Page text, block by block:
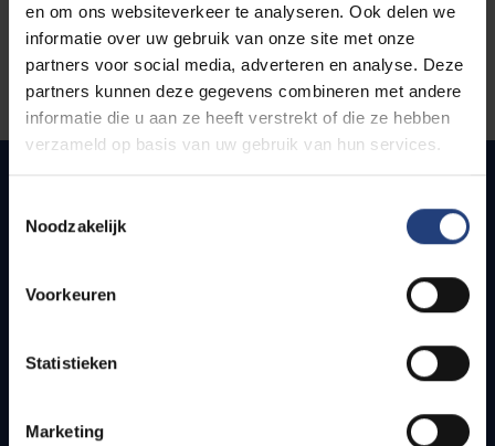
en om ons websiteverkeer te analyseren. Ook delen we
informatie over uw gebruik van onze site met onze
partners voor social media, adverteren en analyse. Deze
partners kunnen deze gegevens combineren met andere
informatie die u aan ze heeft verstrekt of die ze hebben
verzameld op basis van uw gebruik van hun services.
Noodzakelijk
Voorkeuren
Statistieken
Marketing
Quick links
How to get to the VUB campuses